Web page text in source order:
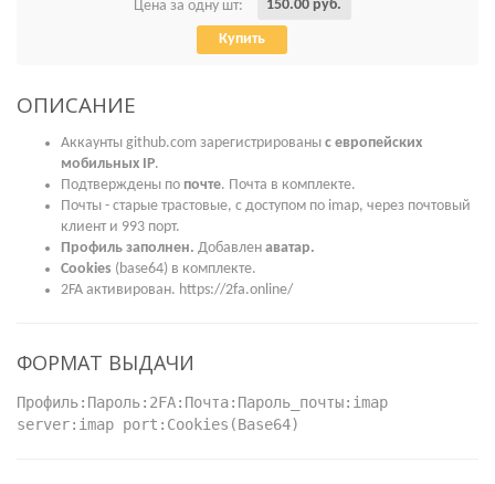
Цена за одну шт: 150.00 руб.
Купить
ОПИСАНИЕ
Аккаунты github.com зарегистрированы с европейских
мобильных IP.
Подтверждены по почте. Почта в комплекте.
Почты - старые трастовые, с доступом по imap, через почтовый
клиент и 993 порт.
Профиль заполнен. Добавлен аватар.
Cookies (base64) в комплекте.
2FA активирован. https://2fa.online/
ФОРМАТ ВЫДАЧИ
Профиль:Пароль:2FA:Почта:Пароль_почты:imap
server:imap port:Cookies(Base64)